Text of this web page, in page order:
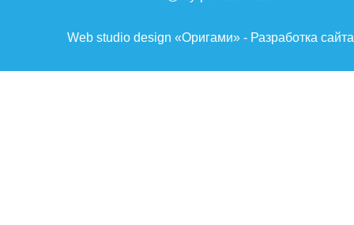
Web studio design «Оригами» - Разработка